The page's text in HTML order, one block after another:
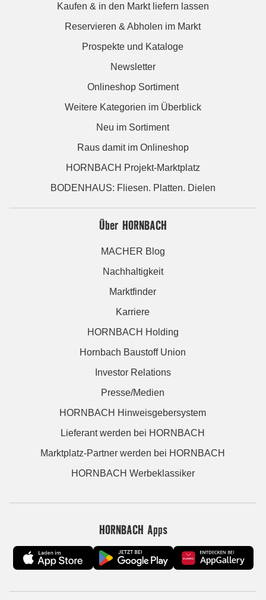
Kaufen & in den Markt liefern lassen
Reservieren & Abholen im Markt
Prospekte und Kataloge
Newsletter
Onlineshop Sortiment
Weitere Kategorien im Überblick
Neu im Sortiment
Raus damit im Onlineshop
HORNBACH Projekt-Marktplatz
BODENHAUS: Fliesen. Platten. Dielen
Über HORNBACH
MACHER Blog
Nachhaltigkeit
Marktfinder
Karriere
HORNBACH Holding
Hornbach Baustoff Union
Investor Relations
Presse/Medien
HORNBACH Hinweisgebersystem
Lieferant werden bei HORNBACH
Marktplatz-Partner werden bei HORNBACH
HORNBACH Werbeklassiker
HORNBACH Apps